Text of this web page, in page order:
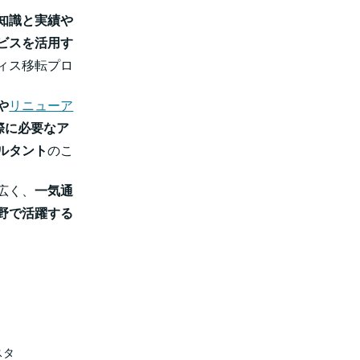
識と実績や
スを活用す
ス移転プロ
リニューア
必要なア
タントのこ
く、一気通
で活躍する